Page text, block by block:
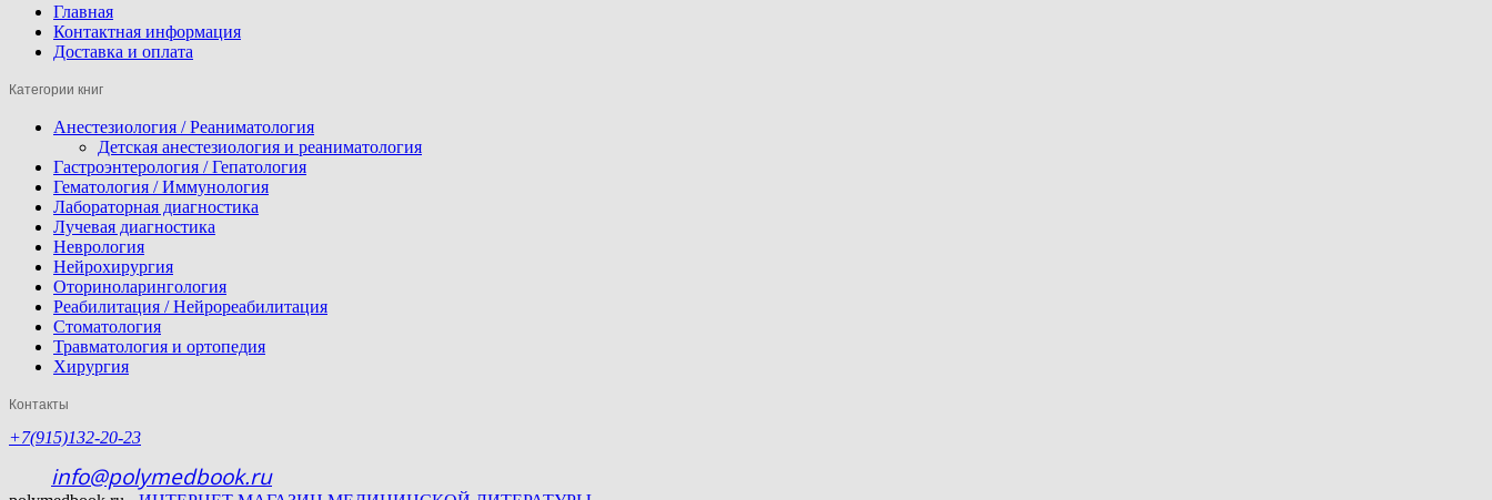
Главная
Контактная информация
Доставка и оплата
Категории книг
Анестезиология / Реаниматология
Детская анестезиология и реаниматология
Гастроэнтерология / Гепатология
Гематология / Иммунология
Лабораторная диагностика
Лучевая диагностика
Неврология
Нейрохирургия
Оториноларингология
Реабилитация / Нейрореабилитация
Стоматология
Травматология и ортопедия
Хирургия
Контакты
+7(915)132-20-23
info@polymedbook.ru